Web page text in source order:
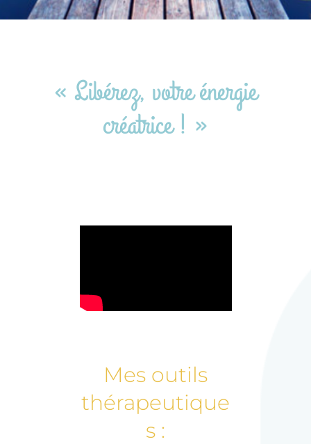
« Libérez, votre énergie
créatrice ! »
Mes outils
thérapeutique
s :